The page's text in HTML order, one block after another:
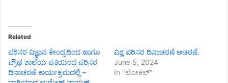
Related
ಪರಿಸರ ವಿಜ್ಞಾನ ಕೇಂದ್ರದಿಂದ ಹಾಗೂ
ಪ್ರೌಢ ಶಾಲೆಯ ವತಿಯಿಂದ ಪರಿಸರ
ದಿನಾಚರಣೆ ಕಾರ್ಯಕ್ರಮದಲ್ಲಿ –
ವಿಶ್ವ ಪರಿಸರ ದಿನಾಚರಣೆ ಆಚರಣೆ.
June 5, 2024
In "ಲೋಕಲ್"